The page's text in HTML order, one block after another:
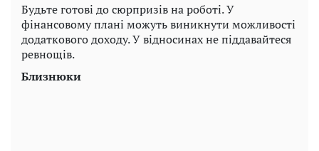
Будьте готові до сюрпризів на роботі. У
фінансовому плані можуть виникнути можливості
додаткового доходу. У відносинах не піддавайтеся
ревнощів.
Близнюки